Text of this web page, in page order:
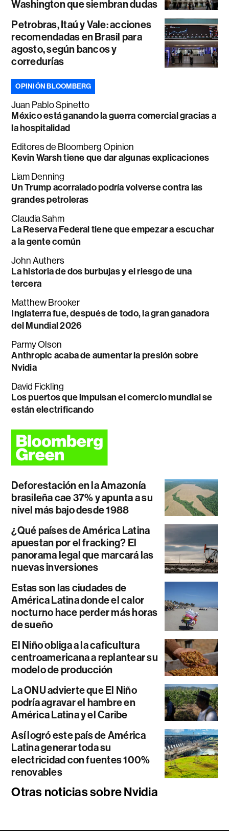
Washington que siembran dudas
Petrobras, Itaú y Vale: acciones
recomendadas en Brasil para
agosto, según bancos y
corredurías
OPINIÓN BLOOMBERG
Juan Pablo Spinetto
México está ganando la guerra comercial gracias a
la hospitalidad
Editores de Bloomberg Opinion
Kevin Warsh tiene que dar algunas explicaciones
Liam Denning
Un Trump acorralado podría volverse contra las
grandes petroleras
Claudia Sahm
La Reserva Federal tiene que empezar a escuchar
a la gente común
John Authers
La historia de dos burbujas y el riesgo de una
tercera
Matthew Brooker
Inglaterra fue, después de todo, la gran ganadora
del Mundial 2026
Parmy Olson
Anthropic acaba de aumentar la presión sobre
Nvidia
David Fickling
Los puertos que impulsan el comercio mundial se
están electrificando
Deforestación en la Amazonía
brasileña cae 37% y apunta a su
nivel más bajo desde 1988
¿Qué países de América Latina
apuestan por el fracking? El
panorama legal que marcará las
nuevas inversiones
Estas son las ciudades de
América Latina donde el calor
nocturno hace perder más horas
de sueño
El Niño obliga a la caficultura
centroamericana a replantear su
modelo de producción
La ONU advierte que El Niño
podría agravar el hambre en
América Latina y el Caribe
Así logró este país de América
Latina generar toda su
electricidad con fuentes 100%
renovables
Otras noticias sobre Nvidia